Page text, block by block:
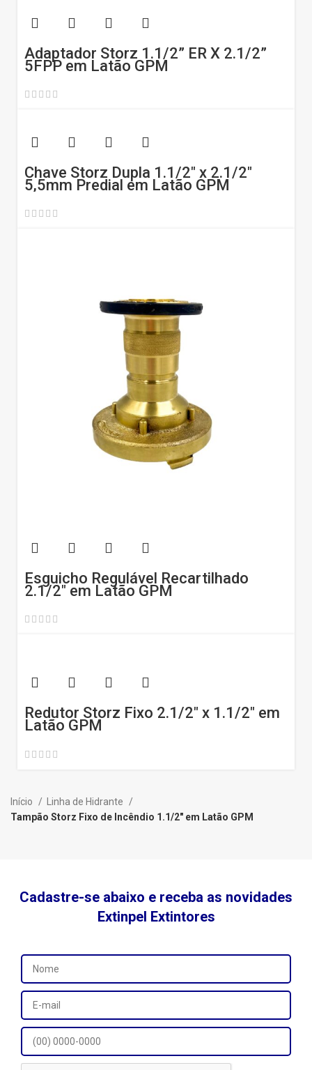
Adaptador Storz 1.1/2” ER X 2.1/2”
5FPP em Latão GPM
Chave Storz Dupla 1.1/2″ x 2.1/2″
5,5mm Predial em Latão GPM
Esguicho Regulável Recartilhado
2.1/2″ em Latão GPM
Redutor Storz Fixo 2.1/2″ x 1.1/2″ em
Latão GPM
Início
Linha de Hidrante
Tampão Storz Fixo de Incêndio 1.1/2″ em Latão GPM
Cadastre-se abaixo e receba as novidades
Extinpel Extintores